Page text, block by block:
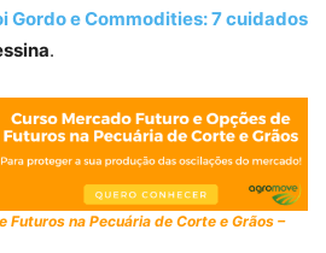
Gordo e Commodities: 7 cuidados
.
Futuros na Pecuária de Corte e Grãos –